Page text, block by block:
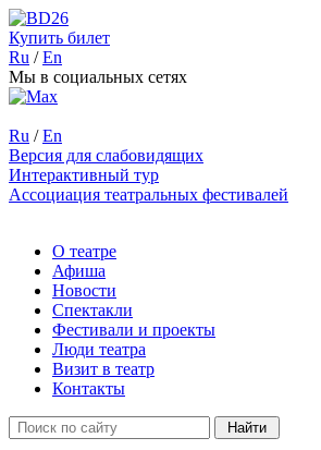
Купить билет
Ru /En
Мы в социальных сетях
Ru / En
Версия для слабовидящих
Интерактивный тур
Ассоциация театральных фестивалей
О театре
Афиша
Новости
Спектакли
Фестивали и проекты
Люди театра
Визит в театр
Контакты